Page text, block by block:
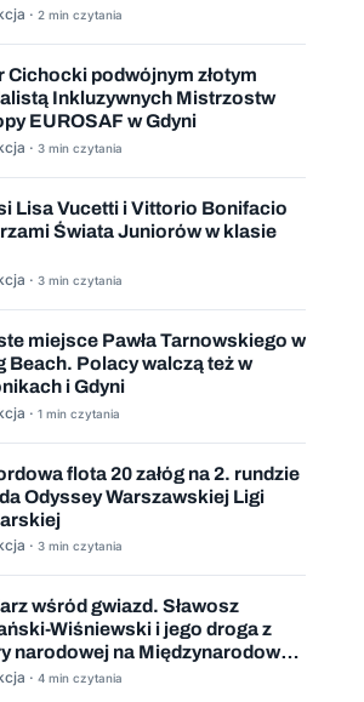
· 2 min czytania
Cichocki podwójnym złotym
Inkluzywnych Mistrzostw
EUROSAF w Gdyni
· 3 min czytania
Lisa Vucetti i Vittorio Bonifacio
Świata Juniorów w klasie
· 3 min czytania
miejsce Pawła Tarnowskiego w
Beach. Polacy walczą też w
i Gdyni
· 1 min czytania
flota 20 załóg na 2. rundzie
Odyssey Warszawskiej Ligi
· 3 min czytania
wśród gwiazd. Sławosz
Wiśniewski i jego droga z
narodowej na Międzynarodową
Kosmiczną
· 4 min czytania